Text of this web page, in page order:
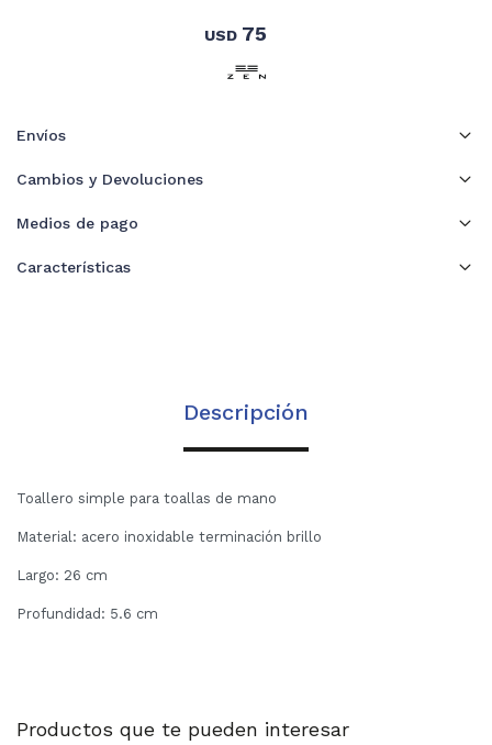
USD 75
Envíos
Cambios y Devoluciones
Medios de pago
Características
Descripción
Toallero simple para toallas de mano
Material: acero inoxidable terminación brillo
Largo: 26 cm
Profundidad: 5.6 cm
Productos que te pueden interesar